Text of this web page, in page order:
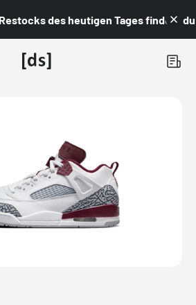
des heutigen Tages findest du